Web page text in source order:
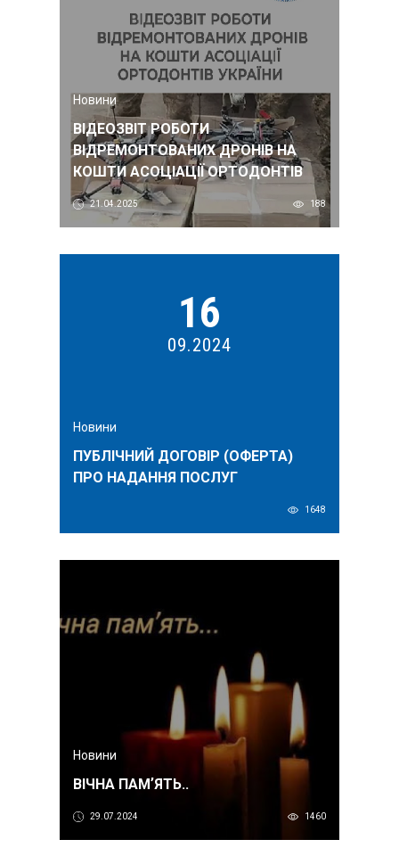
21.04.2025
Новини
ВІДЕОЗВІТ РОБОТИ
ВІДРЕМОНТОВАНИХ ДРОНІВ НА
КОШТИ АСОЦІАЦІЇ ОРТОДОНТІВ
УКРАЇНИ
188
16
09.2024
Новини
ПУБЛІЧНИЙ ДОГОВІР (ОФЕРТА)
ПРО НАДАННЯ ПОСЛУГ
1648
29.07.2024
Новини
ВІЧНА ПАМʼЯТЬ..
1460